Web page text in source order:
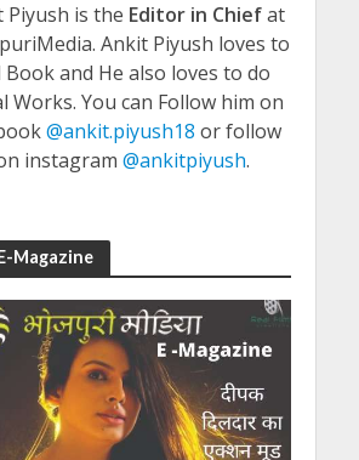
Piyush is the Editor in Chiefat
Ankit Piyush loves to
Book and He also loves to do
Works. You can Follow him on
@ankit.piyush18 or follow
instagram @ankitpiyush.
Magazine